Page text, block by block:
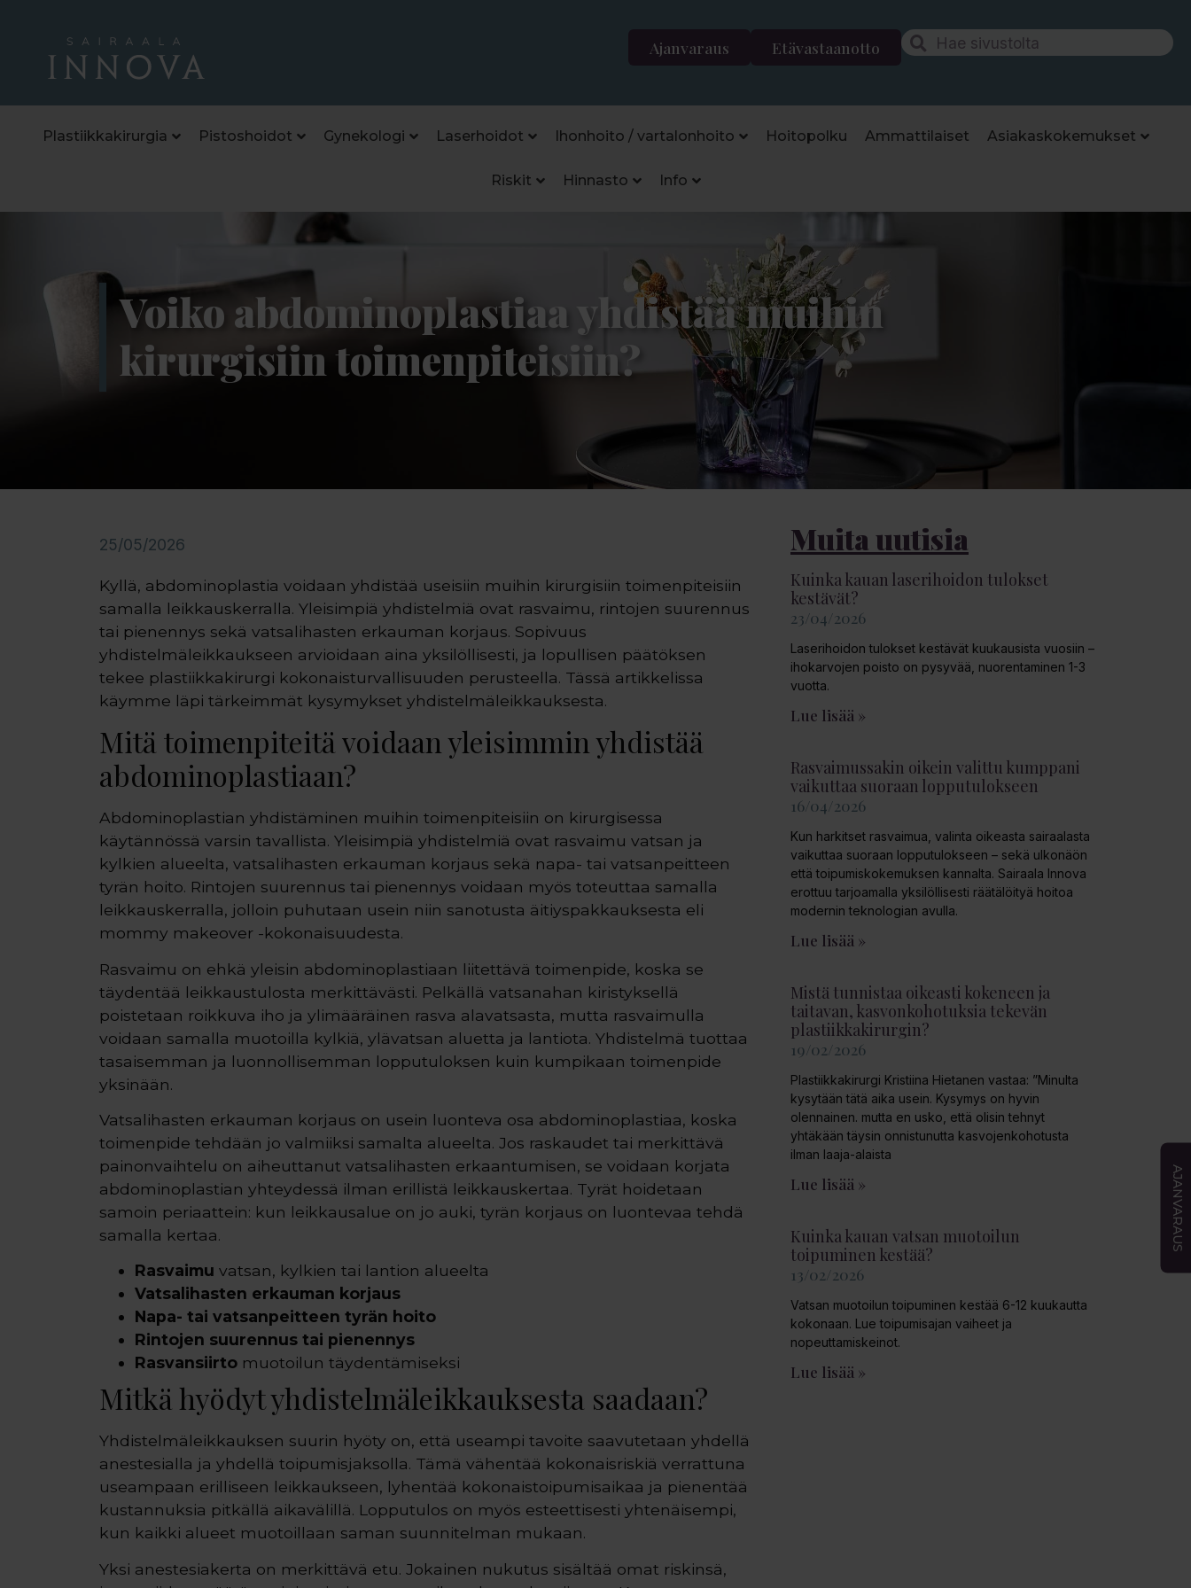
Etävastaanotto
Ajanvaraus
Plastiikkakirurgia Pistoshoidot Gynekologi Laserhoidot Ihonhoito / vartalonhoito Hoitopolku Ammattilaiset Asiakaskokemukset
Riskit Hinnasto Info
Voiko abdominoplastiaa yhdistää muihin
kirurgisiin toimenpiteisiin?
25/05/2026
Kyllä, abdominoplastia voidaan yhdistää useisiin muihin kirurgisiin toimenpiteisiin
samalla leikkauskerralla. Yleisimpiä yhdistelmiä ovat rasvaimu, rintojen suurennus
tai pienennys sekä vatsalihasten erkauman korjaus. Sopivuus
yhdistelmäleikkaukseen arvioidaan aina yksilöllisesti, ja lopullisen päätöksen
tekee plastiikkakirurgi kokonaisturvallisuuden perusteella. Tässä artikkelissa
käymme läpi tärkeimmät kysymykset yhdistelmäleikkauksesta.
Mitä toimenpiteitä voidaan yleisimmin yhdistää
abdominoplastiaan?
Abdominoplastian yhdistäminen muihin toimenpiteisiin on kirurgisessa
käytännössä varsin tavallista. Yleisimpiä yhdistelmiä ovat rasvaimu vatsan ja
kylkien alueelta, vatsalihasten erkauman korjaus sekä napa- tai vatsanpeitteen
tyrän hoito. Rintojen suurennus tai pienennys voidaan myös toteuttaa samalla
leikkauskerralla, jolloin puhutaan usein niin sanotusta äitiyspakkauksesta eli
mommy makeover -kokonaisuudesta.
Rasvaimu on ehkä yleisin abdominoplastiaan liitettävä toimenpide, koska se
täydentää leikkaustulosta merkittävästi. Pelkällä vatsanahan kiristyksellä
poistetaan roikkuva iho ja ylimääräinen rasva alavatsasta, mutta rasvaimulla
voidaan samalla muotoilla kylkiä, ylävatsan aluetta ja lantiota. Yhdistelmä tuottaa
tasaisemman ja luonnollisemman lopputuloksen kuin kumpikaan toimenpide
yksinään.
Vatsalihasten erkauman korjaus on usein luonteva osa abdominoplastiaa, koska
toimenpide tehdään jo valmiiksi samalta alueelta. Jos raskaudet tai merkittävä
painonvaihtelu on aiheuttanut vatsalihasten erkaantumisen, se voidaan korjata
abdominoplastian yhteydessä ilman erillistä leikkauskertaa. Tyrät hoidetaan
samoin periaattein: kun leikkausalue on jo auki, tyrän korjaus on luontevaa tehdä
samalla kertaa.
Rasvaimu vatsan, kylkien tai lantion alueelta
Vatsalihasten erkauman korjaus
Napa- tai vatsanpeitteen tyrän hoito
Rintojen suurennus tai pienennys
Rasvansiirto muotoilun täydentämiseksi
Mitkä hyödyt yhdistelmäleikkauksesta saadaan?
Yhdistelmäleikkauksen suurin hyöty on, että useampi tavoite saavutetaan yhdellä
anestesialla ja yhdellä toipumisjaksolla. Tämä vähentää kokonaisriskiä verrattuna
useampaan erilliseen leikkaukseen, lyhentää kokonaistoipumisaikaa ja pienentää
kustannuksia pitkällä aikavälillä. Lopputulos on myös esteettisesti yhtenäisempi,
kun kaikki alueet muotoillaan saman suunnitelman mukaan.
Yksi anestesiakerta on merkittävä etu. Jokainen nukutus sisältää omat riskinsä,
Muita uutisia
Kuinka kauan laserihoidon tulokset
kestävät?
23/04/2026
Laserihoidon tulokset kestävät kuukausista vuosiin –
ihokarvojen poisto on pysyvää, nuorentaminen 1-3
vuotta.
Lue lisää »
Rasvaimussakin oikein valittu kumppani
vaikuttaa suoraan lopputulokseen
16/04/2026
Kun harkitset rasvaimua, valinta oikeasta sairaalasta
vaikuttaa suoraan lopputulokseen – sekä ulkonäön
että toipumiskokemuksen kannalta. Sairaala Innova
erottuu tarjoamalla yksilöllisesti räätälöityä hoitoa
modernin teknologian avulla.
Lue lisää »
Mistä tunnistaa oikeasti kokeneen ja
taitavan, kasvonkohotuksia tekevän
plastiikkakirurgin?
19/02/2026
Plastiikkakirurgi Kristiina Hietanen vastaa: ”Minulta
kysytään tätä aika usein. Kysymys on hyvin
olennainen. mutta en usko, että olisin tehnyt
yhtäkään täysin onnistunutta kasvojenkohotusta
ilman laaja-alaista
Lue lisää »
Kuinka kauan vatsan muotoilun
toipuminen kestää?
13/02/2026
Vatsan muotoilun toipuminen kestää 6-12 kuukautta
kokonaan. Lue toipumisajan vaiheet ja
nopeuttamiskeinot.
Lue lisää »
AJANVARAUS